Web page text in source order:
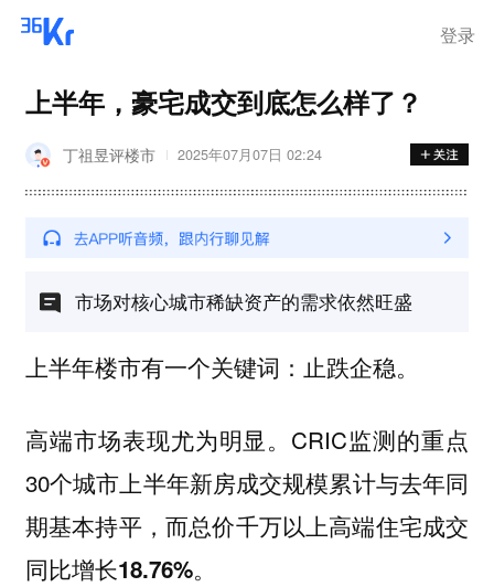
登录
上半年，豪宅成交到底怎么样了？
丁祖昱评楼市 2025年07月07日 02:24
市场对核心城市稀缺资产的需求依然旺盛
上半年楼市有一个关键词：止跌企稳。
高端市场表现尤为明显。CRIC监测的重点
30个城市上半年新房成交规模累计与去年同
期基本持平， 而总价千万以上高端住宅成交
同比增长18.76%。